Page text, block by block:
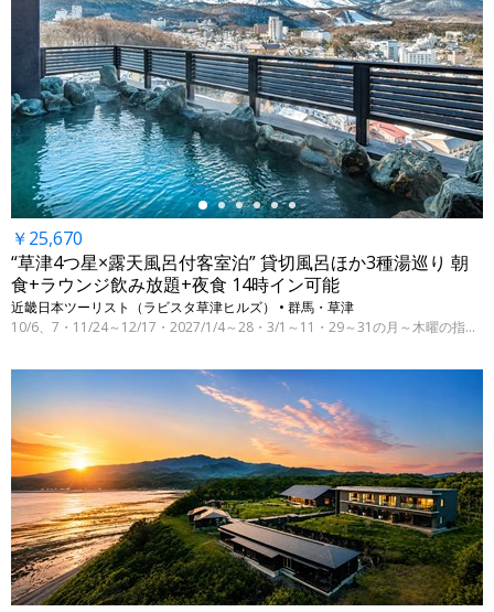
←
￥25,670
“草津4つ星×露天風呂付客室泊” 貸切風呂ほか3種湯巡り 朝
食+ラウンジ飲み放題+夜食 14時イン可能
近畿日本ツーリスト（ラビスタ草津ヒルズ） • 群馬・草津
10/6、7・11/24～12/17・2027/1/4～28・3/1～11・29～31の月～木曜の指定日